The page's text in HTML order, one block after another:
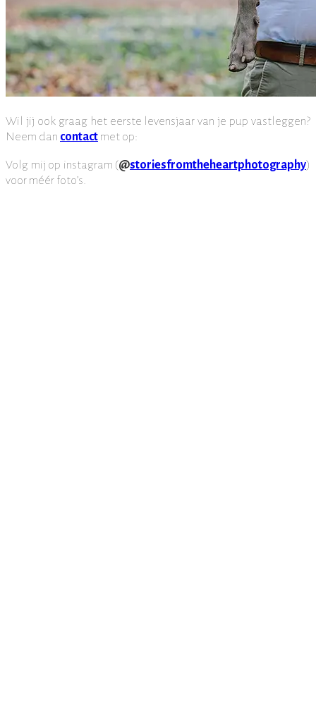
Wil jij ook graag het eerste levensjaar van je pup vastleggen?
Neem dan contact met op:
Volg mij op instagram (@storiesfromtheheartphotography)
voor méér foto’s.